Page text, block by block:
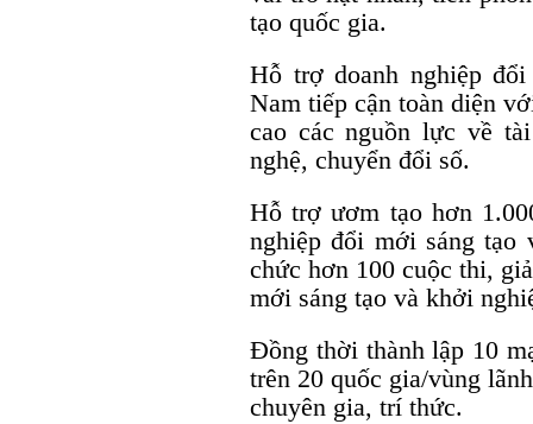
tạo quốc gia.
Hỗ trợ doanh nghiệp
Nam tiếp cận toàn diện
cao các nguồn lực về
nghệ, chuyển đổi số.
Hỗ trợ ươm tạo hơn
nghiệp đổi mới sáng tạo
chức hơn 100 cuộc thi,
mới sáng tạo và khởi
Đồng thời thành lập 10
trên 20 quốc gia/vùng
chuyên gia, trí thức.